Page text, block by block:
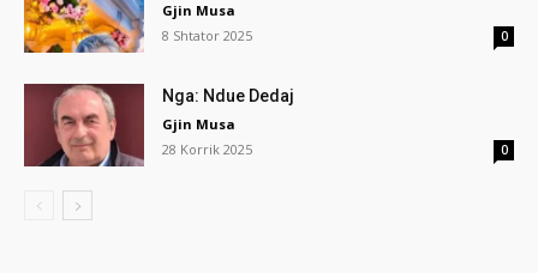
Gjin Musa
8 Shtator 2025
0
Nga: Ndue Dedaj
Gjin Musa
28 Korrik 2025
0